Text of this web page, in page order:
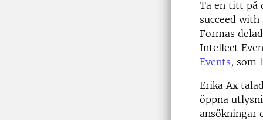
Ta en titt på
succeed
Formas
Intellect
Events, som
Erika Ax
öppna
ansökningar